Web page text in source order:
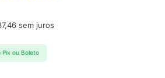
sem juros
Pix ou Boleto